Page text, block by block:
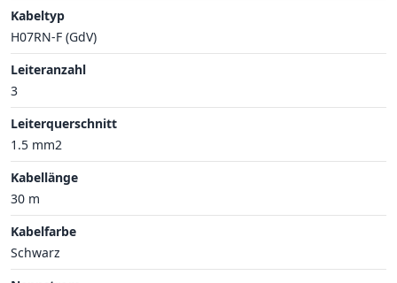
Kabeltyp
H07RN-F (GdV)
Leiteranzahl
3
Leiterquerschnitt
1.5 mm2
Kabellänge
30 m
Kabelfarbe
Schwarz